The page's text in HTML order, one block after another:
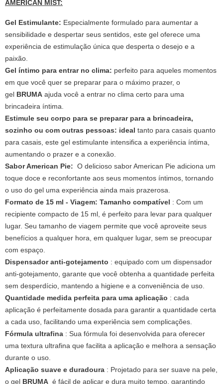
AMERICAN MIST:
Gel Estimulante: Especialmente formulado para aumentar a
sensibilidade e despertar seus sentidos, este gel oferece uma
experiência de estimulação única que desperta o desejo e a
paixão.
Gel íntimo para entrar no clima: perfeito para aqueles momentos
em que você quer se preparar para o máximo prazer, o
gel BRUMA ajuda você a entrar no clima certo para uma
brincadeira íntima.
Estimule seu corpo para se preparar para a brincadeira,
sozinho ou com outras pessoas: ideal tanto para casais quanto
para casais, este gel estimulante intensifica a experiência íntima,
aumentando o prazer e a conexão.
Sabor American Pie: O delicioso sabor American Pie adiciona um
toque doce e reconfortante aos seus momentos íntimos, tornando
o uso do gel uma experiência ainda mais prazerosa.
Formato de 15 ml - Viagem: Tamanho compatível : Com um
recipiente compacto de 15 ml, é perfeito para levar para qualquer
lugar. Seu tamanho de viagem permite que você aproveite seus
benefícios a qualquer hora, em qualquer lugar, sem se preocupar
com espaço.
Dispensador anti-gotejamento : equipado com um dispensador
anti-gotejamento, garante que você obtenha a quantidade perfeita
sem desperdício, mantendo a higiene e a conveniência de uso.
Quantidade medida perfeita para uma aplicação : cada
aplicação é perfeitamente dosada para garantir a quantidade certa
a cada uso, facilitando uma experiência sem complicações.
Fórmula ultrafina : Sua fórmula foi desenvolvida para oferecer
uma textura ultrafina que facilita a aplicação e melhora a sensação
durante o uso.
Aplicação suave e duradoura : Projetado para ser suave na pele,
o gel BRUMA é fácil de aplicar e dura muito tempo, garantindo